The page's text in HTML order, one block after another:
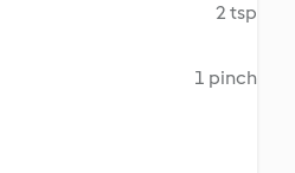
2 tsp
1 pinch